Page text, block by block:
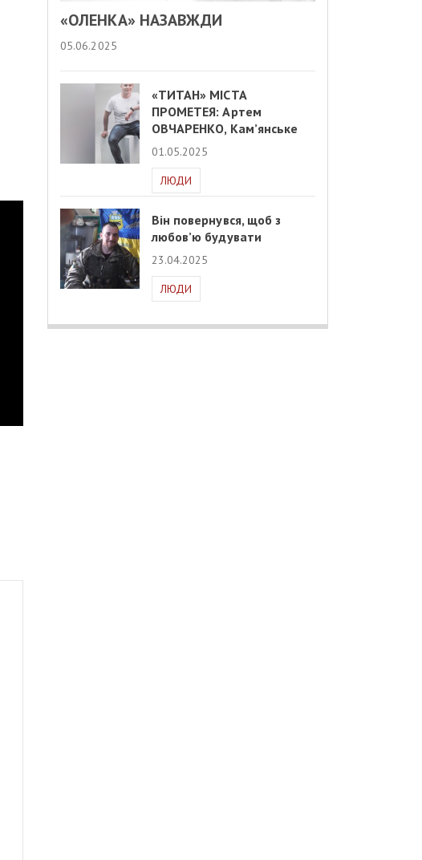
«ОЛЕНКА» НАЗАВЖДИ
05.06.2025
«ТИТАН» МІСТА
ПРОМЕТЕЯ: Артем
ОВЧАРЕНКО, Кам’янське
01.05.2025
ЛЮДИ
Він повернувся, щоб з
любов’ю будувати
23.04.2025
ЛЮДИ